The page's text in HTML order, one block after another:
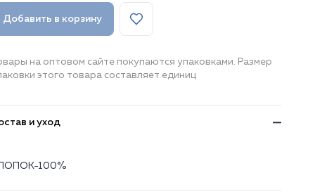
Добавить в корзину
на оптовом сайте покупаются упаковками. Размер
этого товара составляет единиц
и уход
100%